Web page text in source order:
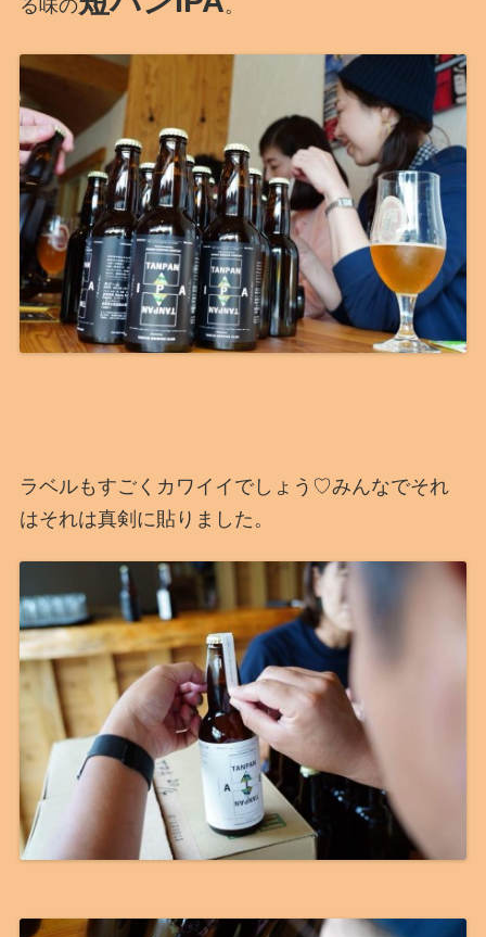
る味の 。
ラベルもすごくカワイイでしょう♡みんなでそれ
はそれは真剣に貼りました。